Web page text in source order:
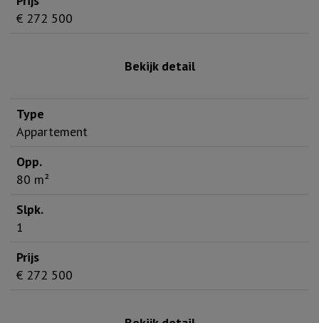
€ 272 500
Bekijk detail
Appartement
80 m²
1
€ 272 500